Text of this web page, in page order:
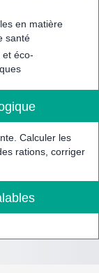
en matière
santé
et éco-
Calculer les
rations, corriger